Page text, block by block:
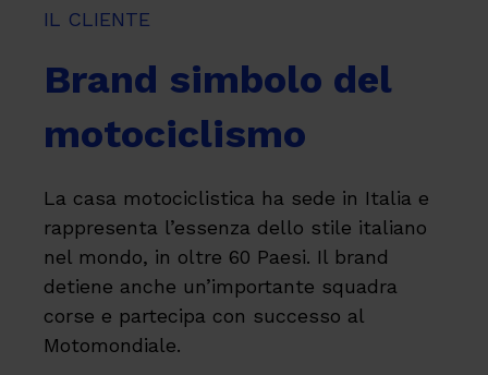
IL CLIENTE
Brand simbolo del
motociclismo
La casa motociclistica ha sede in Italia e
rappresenta l’essenza dello stile italiano
nel mondo, in oltre 60 Paesi. Il brand
detiene anche un’importante squadra
corse e partecipa con successo al
Motomondiale.